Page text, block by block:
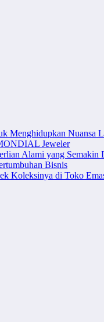
Menghidupkan Nuansa
Jeweler
Alami yang Semakin
Bisnis
Koleksinya di Toko